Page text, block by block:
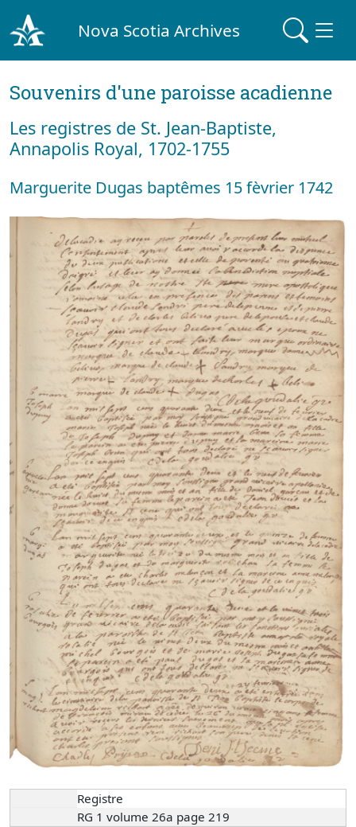
Nova Scotia Archives
Souvenirs d'une paroisse acadienne
Les registres de St. Jean-Baptiste,
Annapolis Royal, 1702-1755
Marguerite Dugas baptêmes 15 fèvrier 1742
Registre
RG 1 volume 26a page 219